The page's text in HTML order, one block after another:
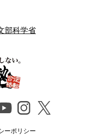
部科学省
ーポリシー